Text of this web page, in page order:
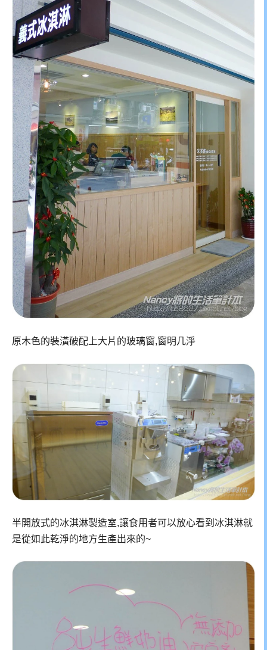
原木色的裝潢破配上大片的玻璃窗,窗明几淨
半開放式的冰淇淋製造室,讓食用者可以放心看到冰淇淋就
是從如此乾淨的地方生產出來的~